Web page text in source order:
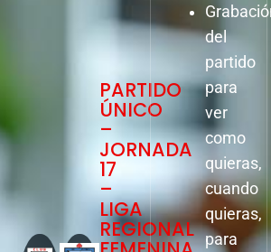
PARTIDO
ÚNICO
–
JORNADA
17
–
LIGA
REGIONAL
del
partido
para
ver
como
quieras,
cuando
quieras,
para